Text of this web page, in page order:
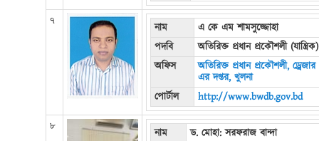
৭ নাম
এ কে এম শামসুজ্জোহা
পদবি
অতিরিক্ত প্রধান প্রকৌশলী (যান্ত্রিক)
অফিস
অতিরিক্ত প্রধান প্রকৌশলী, ড্রেজার
এর দপ্তর, খুলনা
পোর্টাল
http://www.bwdb.gov.bd
৮ নাম
ড. মোহা: সরফরাজ বান্দা